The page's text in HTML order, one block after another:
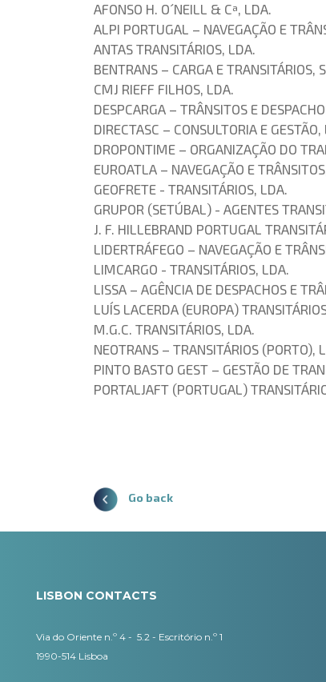
AFONSO H. O´NEILL & Cª, LDA.
ALPI PORTUGAL – NAVEGAÇÃO E
ANTAS TRANSITÁRIOS, LDA.
BENTRANS – CARGA E TRANSITÁRIOS,
CMJ RIEFF FILHOS, LDA.
DESPCARGA – TRÂNSITOS E
DIRECTASC – CONSULTORIA E GESTÃO,
DROPONTIME – ORGANIZAÇÃO DO
EUROATLA – NAVEGAÇÃO E
GEOFRETE - TRANSITÁRIOS, LDA.
GRUPOR (SETÚBAL) - AGENTES
J. F. HILLEBRAND PORTUGAL
LIDERTRÁFEGO – NAVEGAÇÃO E
LIMCARGO - TRANSITÁRIOS, LDA.
LISSA – AGÊNCIA DE DESPACHOS E
LUÍS LACERDA (EUROPA)
M.G.C. TRANSITÁRIOS, LDA.
NEOTRANS – TRANSITÁRIOS (PORTO),
PINTO BASTO GEST – GESTÃO DE
PORTALJAFT (PORTUGAL)
Go back
LISBON CONTACTS
Via do Oriente n.º 4 - 5.2 - Escritório n.º 1
1990-514 Lisboa